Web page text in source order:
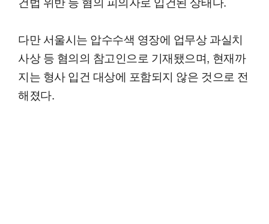
다만 서울시는 압수수색 영장에 업무상 과실치
사상 등 혐의의 참고인으로 기재됐으며, 현재까
지는 형사 입건 대상에 포함되지 않은 것으로 전
해졌다.